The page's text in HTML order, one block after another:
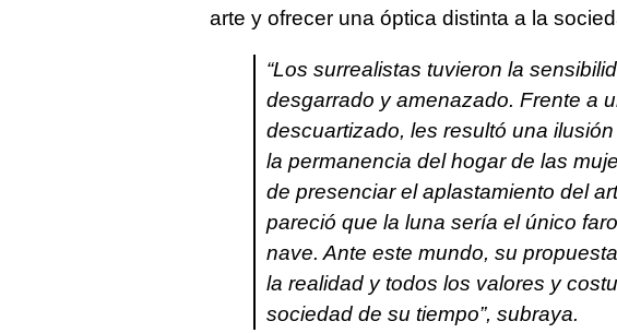
arte y ofrecer una óptica distinta a la
“Los surrealistas tuvieron la
desgarrado y amenazado. Frente a
descuartizado, les resultó una
la permanencia del hogar de las
de presenciar el aplastamiento del
pareció que la luna sería el único
nave. Ante este mundo, su
la realidad y todos los valores y
sociedad de su tiempo”, subraya.